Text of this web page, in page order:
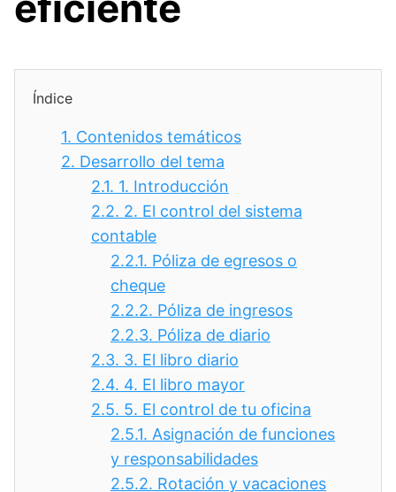
Índice
1. Contenidos temáticos
2. Desarrollo del tema
2.1. 1. Introducción
2.2. 2. El control del sistema
contable
2.2.1. Póliza de egresos o
cheque
2.2.2. Póliza de ingresos
2.2.3. Póliza de diario
2.3. 3. El libro diario
2.4. 4. El libro mayor
2.5. 5. El control de tu oficina
2.5.1. Asignación de funciones
y responsabilidades
2.5.2. Rotación y vacaciones